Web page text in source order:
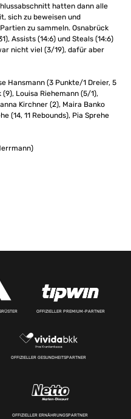
hatten dann alle
sich zu beweisen und
zu sammeln. Osnabrück
Assists (14:6) und Steals (14:6)
nicht viel (3/19), dafür aber
Hansmann (3 Punkte/1 Dreier, 5
Louisa Riehemann (5/1),
Kirchner (2), Maira Banko
(14, 11 Rebounds), Pia Sprehe
OFFIZIELLER PREMIUM-PARTNER
OFFIZIELLER GESUNDHEITSPARTNER
OFFIZIELLER ERNÄHRUNGSPARTNER